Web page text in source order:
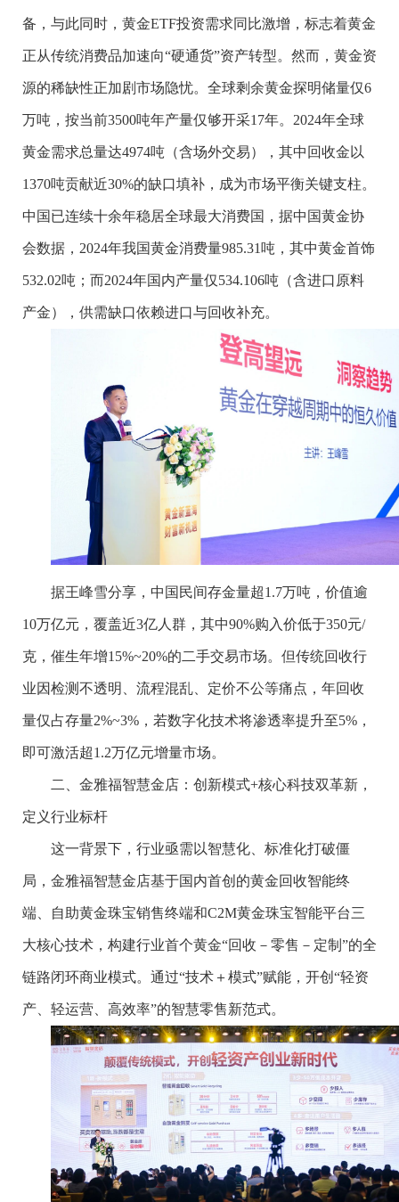
备，与此同时，黄金ETF投资需求同比激增，标志着黄金
正从传统消费品加速向“硬通货”资产转型。然而，黄金资
源的稀缺性正加剧市场隐忧。全球剩余黄金探明储量仅6
万吨，按当前3500吨年产量仅够开采17年。2024年全球
黄金需求总量达4974吨（含场外交易），其中回收金以
1370吨贡献近30%的缺口填补，成为市场平衡关键支柱。
中国已连续十余年稳居全球最大消费国，据中国黄金协
会数据，2024年我国黄金消费量985.31吨，其中黄金首饰
532.02吨；而2024年国内产量仅534.106吨（含进口原料
产金），供需缺口依赖进口与回收补充。
据王峰雪分享，中国民间存金量超1.7万吨，价值逾
10万亿元，覆盖近3亿人群，其中90%购入价低于350元/
克，催生年增15%~20%的二手交易市场。但传统回收行
业因检测不透明、流程混乱、定价不公等痛点，年回收
量仅占存量2%~3%，若数字化技术将渗透率提升至5%，
即可激活超1.2万亿元增量市场。
二、金雅福智慧金店：创新模式+核心科技双革新，
定义行业标杆
这一背景下，行业亟需以智慧化、标准化打破僵
局，金雅福智慧金店基于国内首创的黄金回收智能终
端、自助黄金珠宝销售终端和C2M黄金珠宝智能平台三
大核心技术，构建行业首个黄金“回收－零售－定制”的全
链路闭环商业模式。通过“技术＋模式”赋能，开创“轻资
产、轻运营、高效率”的智慧零售新范式。